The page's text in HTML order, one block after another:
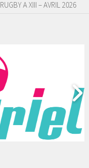
RUGBY A XIII – AVRIL 2026